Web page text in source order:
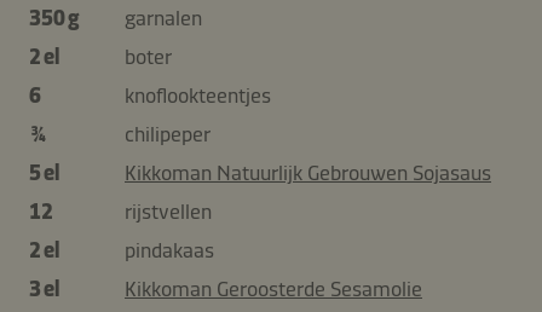
350 g
garnalen
2 el
boter
6
knoflookteentjes
¾
chilipeper
5 el
Kikkoman Natuurlijk Gebrouwen Sojasaus
12
rijstvellen
2 el
pindakaas
3 el
Kikkoman Geroosterde Sesamolie